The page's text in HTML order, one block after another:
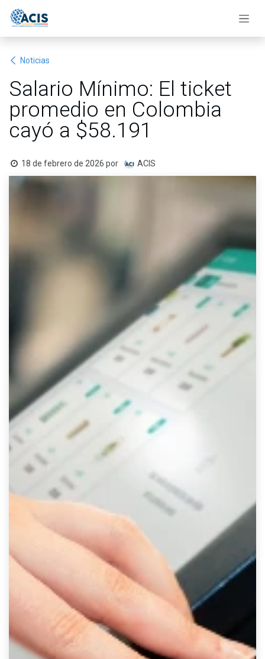
Noticias
Salario Mínimo: El ticket
promedio en Colombia
cayó a $58.191
18 de febrero de 2026 por ACIS